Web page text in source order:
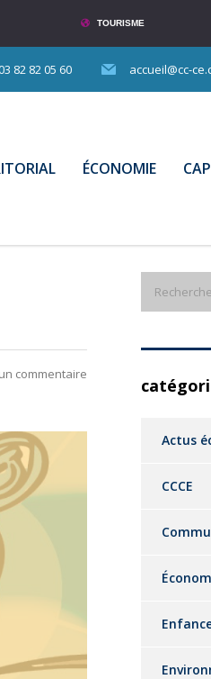
TOURISME
82 82 05 60 accueil@cc-
ÉCONOMIE
commentaire
Actus
CCCE